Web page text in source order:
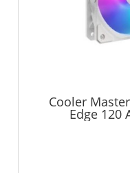
Cooler
Edge 120